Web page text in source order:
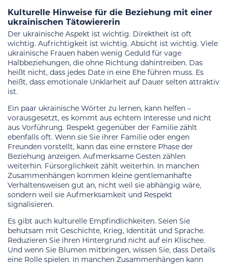
Kulturelle Hinweise für die Beziehung mit einer
ukrainischen Tätowiererin
Der ukrainische Aspekt ist wichtig. Direktheit ist oft
wichtig. Aufrichtigkeit ist wichtig. Absicht ist wichtig. Viele
ukrainische Frauen haben wenig Geduld für vage
Halbbeziehungen, die ohne Richtung dahintreiben. Das
heißt nicht, dass jedes Date in eine Ehe führen muss. Es
heißt, dass emotionale Unklarheit auf Dauer selten attraktiv
ist.
Ein paar ukrainische Wörter zu lernen, kann helfen –
vorausgesetzt, es kommt aus echtem Interesse und nicht
aus Vorführung. Respekt gegenüber der Familie zählt
ebenfalls oft. Wenn sie Sie ihrer Familie oder engen
Freunden vorstellt, kann das eine ernstere Phase der
Beziehung anzeigen. Aufmerksame Gesten zählen
weiterhin. Fürsorglichkeit zählt weiterhin. In manchen
Zusammenhängen kommen kleine gentlemanhafte
Verhaltensweisen gut an, nicht weil sie abhängig wäre,
sondern weil sie Aufmerksamkeit und Respekt
signalisieren.
Es gibt auch kulturelle Empfindlichkeiten. Seien Sie
behutsam mit Geschichte, Krieg, Identität und Sprache.
Reduzieren Sie ihren Hintergrund nicht auf ein Klischee.
Und wenn Sie Blumen mitbringen, wissen Sie, dass Details
eine Rolle spielen. In manchen Zusammenhängen kann